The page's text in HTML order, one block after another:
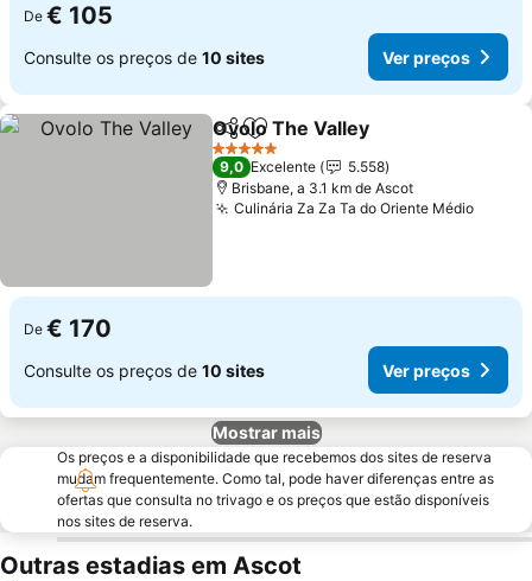
De € 105
Consulte os preços de 10 sites Ver preços
PartilharAdicionar aos favoritos
Ovolo The Valley
5 Estrelas
9,0 Excelente
5.558
Brisbane, a 3.1 km de Ascot
Culinária Za Za Ta do Oriente Médio
De € 170
Consulte os preços de 10 sites Ver preços
Mostrar mais
Os preços e a disponibilidade que recebemos dos sites de reserva
mudam frequentemente. Como tal, pode haver diferenças entre as
ofertas que consulta no trivago e os preços que estão disponíveis
nos sites de reserva.
Outras estadias em Ascot